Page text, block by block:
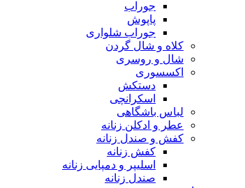
جوراب
پاپوش
جوراب شلواری
کلاه و شال گردن
شال و روسری
اکسسوری
دستکش
اسکرانچی
لباس باشگاهی
عطر و ادکلن زنانه
کفش و صندل زنانه
کفش زنانه
اسلیپر و دمپایی زنانه
صندل زنانه